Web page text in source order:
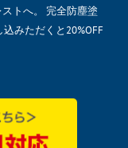
トへ。 完全防塵塗
みただくと20%OFF